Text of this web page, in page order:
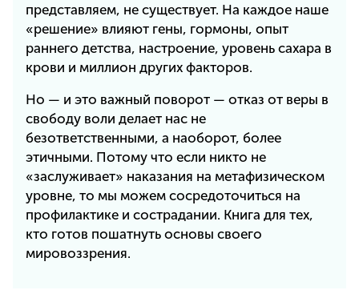
представляем, не существует. На каждое наше
«решение» влияют гены, гормоны, опыт
раннего детства, настроение, уровень сахара в
крови и миллион других факторов.
Но — и это важный поворот — отказ от веры в
свободу воли делает нас не
безответственными, а наоборот, более
этичными. Потому что если никто не
«заслуживает» наказания на метафизическом
уровне, то мы можем сосредоточиться на
профилактике и сострадании. Книга для тех,
кто готов пошатнуть основы своего
мировоззрения.